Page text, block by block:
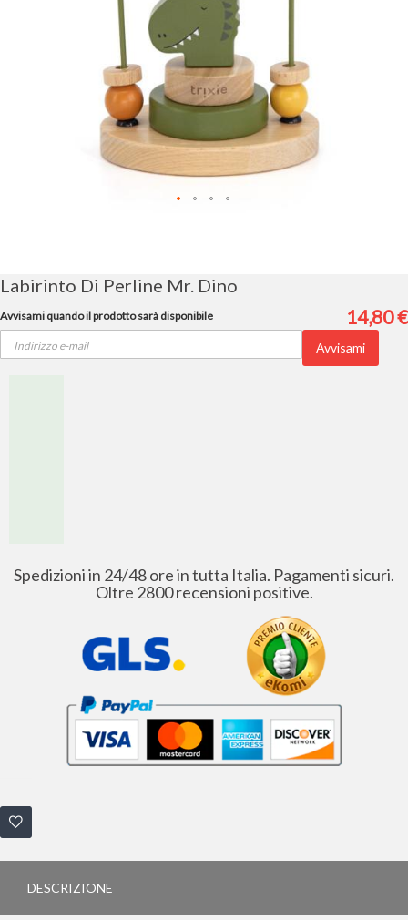
galleria
di
immagini
Labirinto Di Perline Mr. Dino
14,80 €
Avvisami quando il prodotto sarà disponibile
Avvisami
Spedizioni in 24/48 ore in tutta Italia. Pagamenti sicuri.
Oltre 2800 recensioni positive.
DESCRIZIONE